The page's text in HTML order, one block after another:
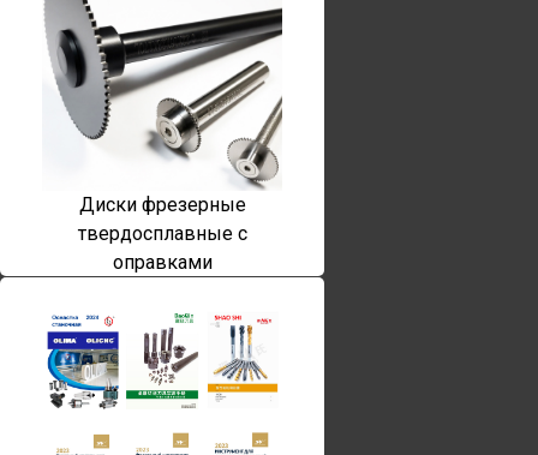
Диски фрезерные
твердосплавные с
оправками